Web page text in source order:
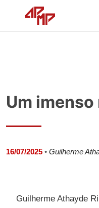
Um
16/07/2025 • Guilherme
Guilherme Athayde